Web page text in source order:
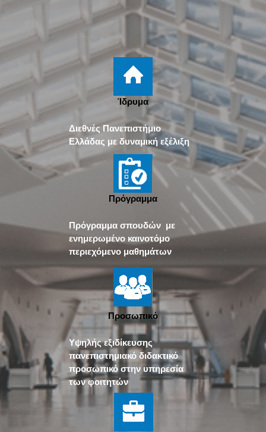
Ίδρυμα
Διεθνές Πανεπιστήμιο
Ελλάδας με δυναμική εξέλιξη
Πρόγραμμα
Πρόγραμμα σπουδών με
ενημερωμένο καινοτόμο
περιεχόμενο μαθημάτων
Προσωπικό
Υψηλής εξιδίκευσης
πανεπιστημιακό διδακτικό
προσωπικό στην υπηρεσία
των φοιτητών